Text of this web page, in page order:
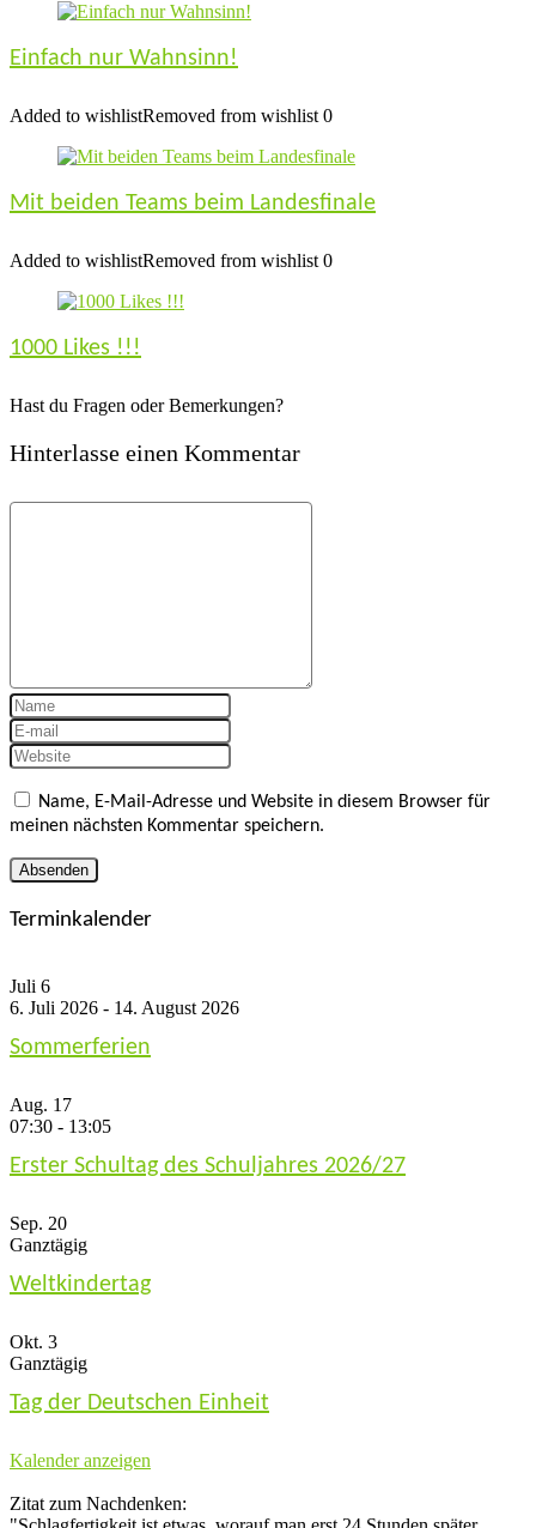
Einfach nur Wahnsinn!
Added to wishlistRemoved from wishlist 0
Mit beiden Teams beim Landesfinale
Added to wishlistRemoved from wishlist 0
1000 Likes !!!
Hast du Fragen oder Bemerkungen?
Hinterlasse einen Kommentar
Name, E-Mail-Adresse und Website in diesem Browser für
meinen nächsten Kommentar speichern.
Terminkalender
Juli 6
6. Juli 2026 - 14. August 2026
Sommerferien
Aug. 17
07:30 - 13:05
Erster Schultag des Schuljahres 2026/27
Sep. 20
Ganztägig
Weltkindertag
Okt. 3
Ganztägig
Tag der Deutschen Einheit
Kalender anzeigen
Zitat zum Nachdenken: